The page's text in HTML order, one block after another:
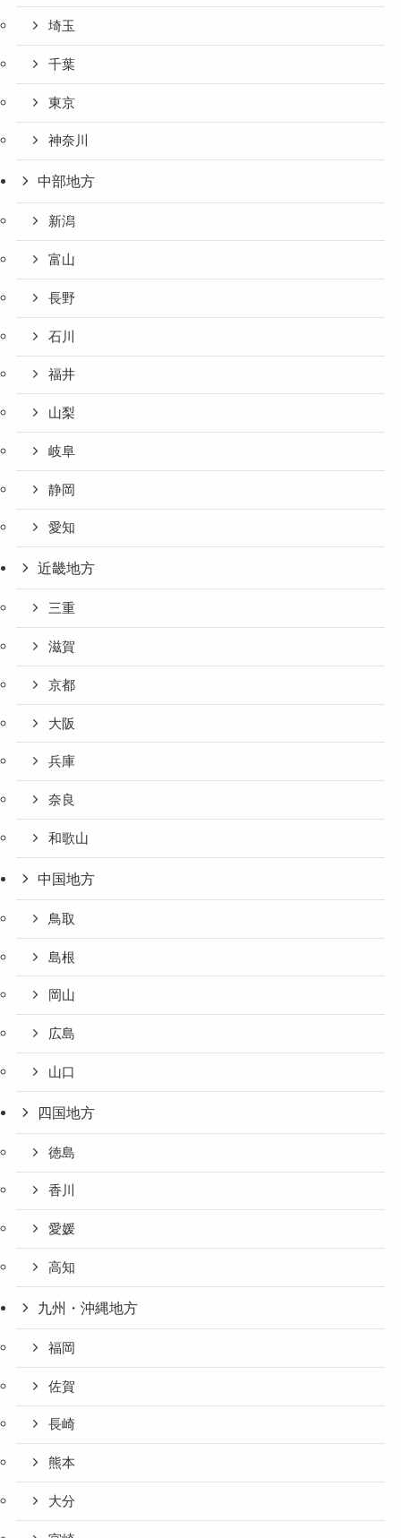
埼玉
千葉
東京
神奈川
中部地方
新潟
富山
長野
石川
福井
山梨
岐阜
静岡
愛知
近畿地方
三重
滋賀
京都
大阪
兵庫
奈良
和歌山
中国地方
鳥取
島根
岡山
広島
山口
四国地方
徳島
香川
愛媛
高知
九州・沖縄地方
福岡
佐賀
長崎
熊本
大分